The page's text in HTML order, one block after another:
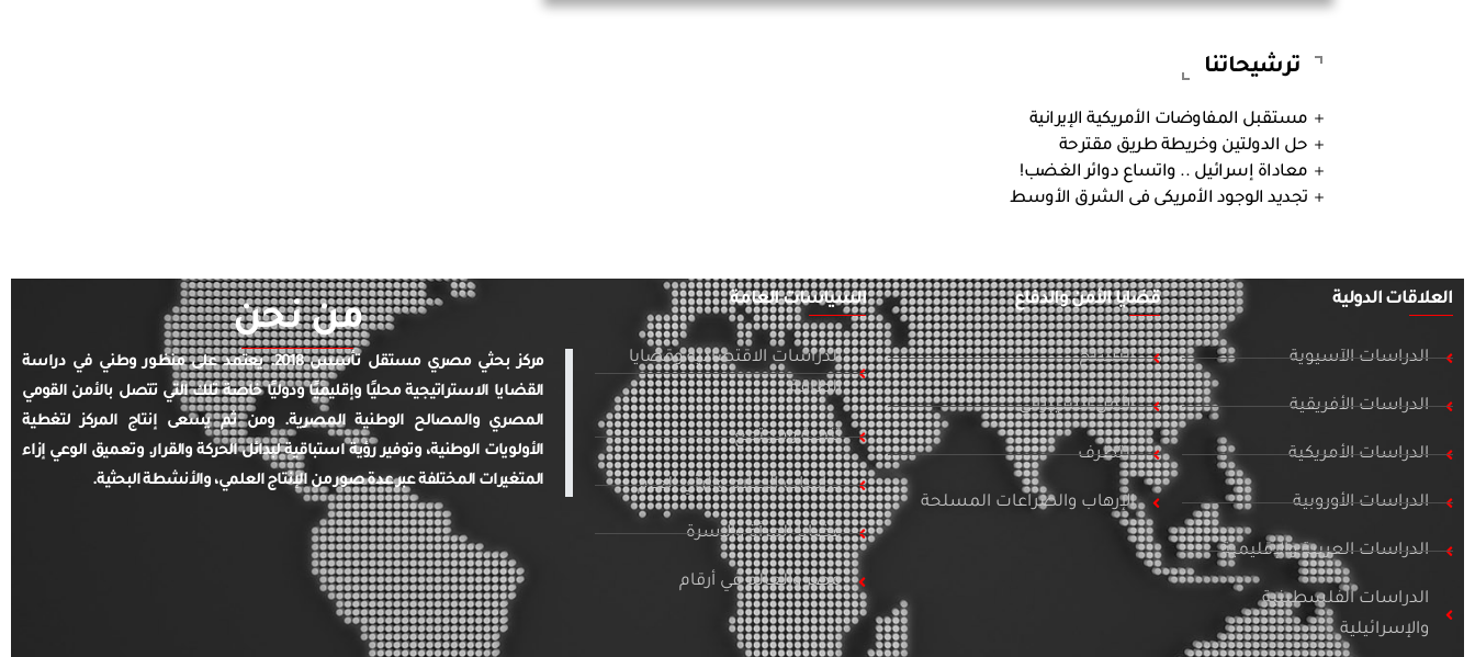
ترشيحاتنا
مستقبل المفاوضات الأمريكية الإيرانية
حل الدولتين وخريطة طريق مقترحة
معاداة إسرائيل .. واتساع دوائر الغضب!
تجديد الوجود الأمريكى فى الشرق الأوسط
العلاقات الدولية
الدراسات الآسيوية
الدراسات الأفريقية
الدراسات الأمريكية
الدراسات الأوروبية
الدراسات العربية والإقليمية
الدراسات الفلسطينية
والإسرائيلية
قضايا الأمن والدفاع
التسلح
الأمن السيبراني
التطرف
الإرهاب والصراعات المسلحة
السياسات العامة
الدراسات الاقتصادية وقضايا
الطاقة
تنمية ومجتمع
دراسات الإعلام والرأي العام
قضايا المرأة والأسرة
مصر والعالم في أرقام
من نحن
مركز بحثي مصري مستقل تأسس 2018. يعتمد على منظور وطني في دراسة
القضايا الاستراتيجية محليًا وإقليميًا ودوليًا خاصة تلك التي تتصل بالأمن القومي
المصري والمصالح الوطنية المصرية. ومن ثم يسعى إنتاج المركز لتغطية
الأولويات الوطنية، وتوفير رؤية استباقية لبدائل الحركة والقرار. وتعميق الوعي إزاء
المتغيرات المختلفة عبر عدة صور من الإنتاج العلمي، والأنشطة البحثية.